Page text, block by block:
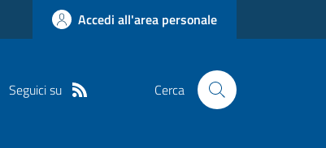
Accedi all'area personale
Seguici su Cerca